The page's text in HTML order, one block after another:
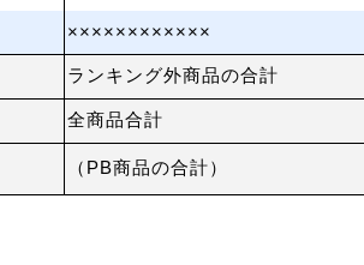
××××××××××××
ランキング外商品の合計
全商品合計
（PB商品の合計）